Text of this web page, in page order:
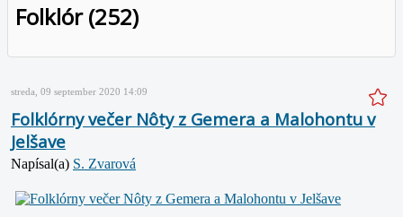
Folklór (252)
streda, 09 september 2020 14:09
Folklórny večer Nôty z Gemera a Malohontu v
Jelšave
Napísal(a) S. Zvarová